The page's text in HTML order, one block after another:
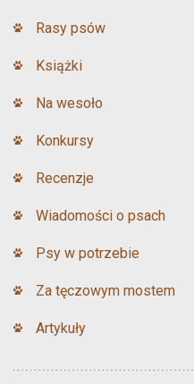
Rasy psów
Książki
Na wesoło
Konkursy
Recenzje
Wiadomości o psach
Psy w potrzebie
Za tęczowym mostem
Artykuły